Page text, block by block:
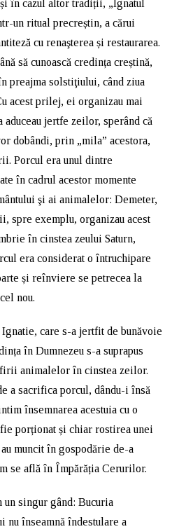
în cazul altor tradiții, „Ignatul
un ritual precreștin, a cărui
cu renaşterea și restaurarea.
să cunoască credința creștină,
preajma solstiţiului, când ziua
acest prilej, ei organizau mai
jertfe zeilor, sperând că
dobândi, prin „mila” acestora,
Porcul era unul dintre
în cadrul acestor momente
şi ai animalelor: Demeter,
spre exemplu, organizau acest
în cinstea zeului Saturn,
era considerat o întruchipare
și reînviere se petrecea la
nou.
Ignatie, care s-a jertfit de bunăvoie
în Dumnezeu s-a suprapus
animalelor în cinstea zeilor.
a sacrifica porcul, dându-i însă
însemnarea acestuia cu o
porționat și chiar rostirea unei
muncit în gospodărie de-a
se află în Împărăția Cerurilor.
un singur gând: Bucuria
nu înseamnă îndestulare a